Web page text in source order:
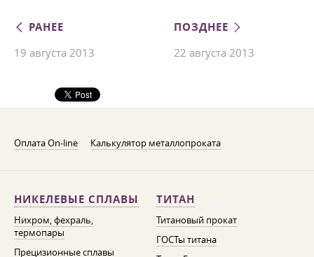
РАНЕЕ
19 августа 2013
ПОЗДНЕЕ
22 августа 2013
Оплата On-line Калькулятор металлопроката
НИКЕЛЕВЫЕ СПЛАВЫ
Нихром, фехраль,
термопары
Прецизионные сплавы
ТИТАН
Титановый прокат
ГОСТы титана